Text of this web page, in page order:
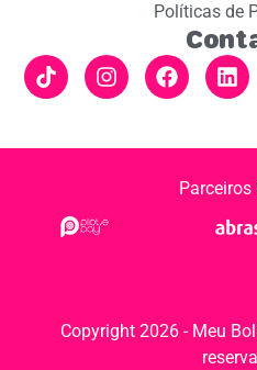
Políticas de
Copyright 2026 - Meu